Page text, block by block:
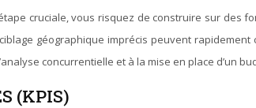
cruciale, vous risquez de construire sur
géographique imprécis peuvent
concurrentielle et à la mise en place d’un
(KPIS)